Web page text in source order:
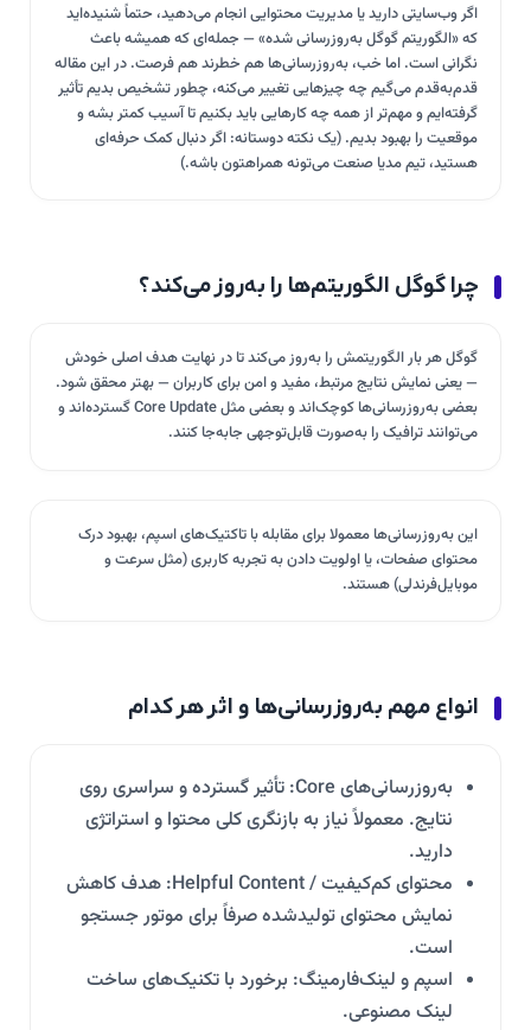
اگر وب‌سایتی دارید یا مدیریت محتوایی انجام می‌دهید، حتماً شنیده‌اید
که «الگوریتم گوگل به‌روزرسانی شده» — جمله‌ای که همیشه باعث
نگرانی است. اما خب، به‌روزرسانی‌ها هم خطرند هم فرصت. در این مقاله
قدم‌به‌قدم می‌گیم چه چیزهایی تغییر می‌کنه، چطور تشخیص بدیم تأثیر
گرفته‌ایم و مهم‌تر از همه چه کارهایی باید بکنیم تا آسیب کمتر بشه و
موقعیت را بهبود بدیم. (یک نکته دوستانه: اگر دنبال کمک حرفه‌ای
هستید، تیم مدیا صنعت می‌تونه همراهتون باشه.)
چرا گوگل الگوریتم‌ها را به‌روز می‌کند؟
گوگل هر بار الگوریتمش را به‌روز می‌کند تا در نهایت هدف اصلی خودش
— یعنی نمایش نتایج مرتبط، مفید و امن برای کاربران — بهتر محقق شود.
بعضی به‌روزرسانی‌ها کوچک‌اند و بعضی مثل Core Update گسترده‌اند و
می‌توانند ترافیک را به‌صورت قابل‌توجهی جا‌به‌جا کنند.
این به‌روزرسانی‌ها معمولا برای مقابله با تاکتیک‌های اسپم، بهبود درک
محتوای صفحات، یا اولویت دادن به تجربه کاربری (مثل سرعت و
موبایل‌فرندلی) هستند.
انواع مهم به‌روزرسانی‌ها و اثر هر کدام
به‌روزرسانی‌های Core: تأثیر گسترده و سراسری روی
نتایج. معمولاً نیاز به بازنگری کلی محتوا و استراتژی
دارید.
محتوای کم‌کیفیت / Helpful Content: هدف کاهش
نمایش محتوای تولیدشده صرفاً برای موتور جستجو
است.
اسپم و لینک‌فارمینگ: برخورد با تکنیک‌های ساخت
لینک مصنوعی.